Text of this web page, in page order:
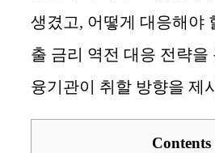
생겼고, 어떻게 대응해야
출 금리 역전 대응 전략을
융기관이 취할 방향을 제
Contents